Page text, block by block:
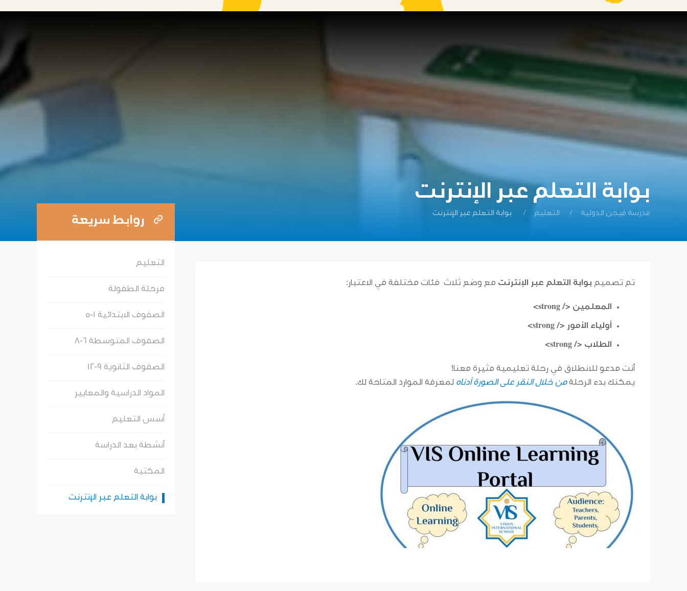
بوابة التعلم عبر الإنترنت
مدرسة فيجن الدولية التعليم بوابة التعلم عبر الإنترنت
تم تصميم بوابة التعلم عبر الإنترنت مع وضع ثلاث فئات مختلفة في الاعتبار:
المعلمين </ strong>
أولياء الأمور </ strong>
الطلاب </ strong>
أنت مدعو للانطلاق في رحلة تعليمية مثيرة معنا!
يمكنك بدء الرحلةمن خلال النقر على الصورة أدناه لمعرفة الموارد المتاحة لك.
روابط سريعة
التعليم
مرحلة الطفولة
الصفوف الابتدائية 1-5
الصفوف المتوسطة 6-8
الصفوف الثانوية 9-12
المواد الدراسية والمعايير
أسس التعليم
أنشطة بعد الدراسة
المكتبة
بوابة التعلم عبر الإنترنت